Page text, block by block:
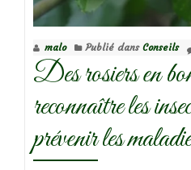
sur
mon
rosier
malo Publié dans Conseils
Des rosiers en
reconnaître les
prévenir les